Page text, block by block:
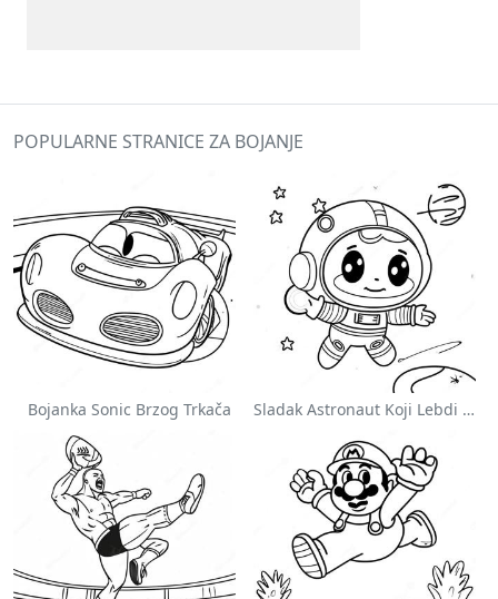
POPULARNE STRANICE ZA BOJANJE
Bojanka Sonic Brzog Trkača Sladak Astronaut Koji Lebdi U Svemiru Na Stranici Za Bojanje